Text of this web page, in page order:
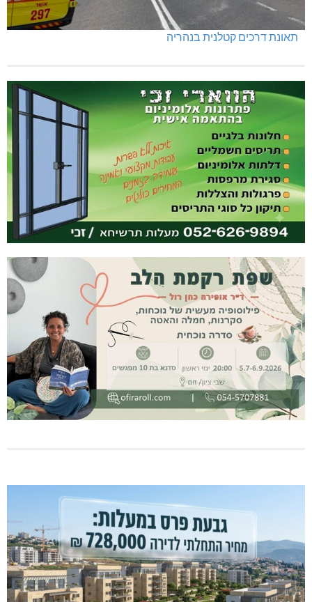
תאונת דרכים קטלנית בנהריה